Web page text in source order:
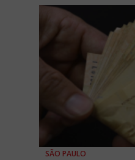
SÃO PAULO